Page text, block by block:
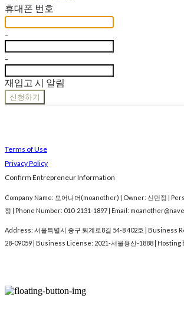
휴대폰 번호
-
-
재입고 시 알림
신청하기
Terms of Use
Privacy Policy
Confirm Entrepreneur Information
Company Name: 모어나더(moanother) | Owner: 신민정 |
정 | Phone Number: 010-2131-1897 | Email:
Address: 서울특별시 중구 퇴계로8길 54-8 402호 | Business
28-09059 | Business License: 2021-서울용산-1888 | Hosting